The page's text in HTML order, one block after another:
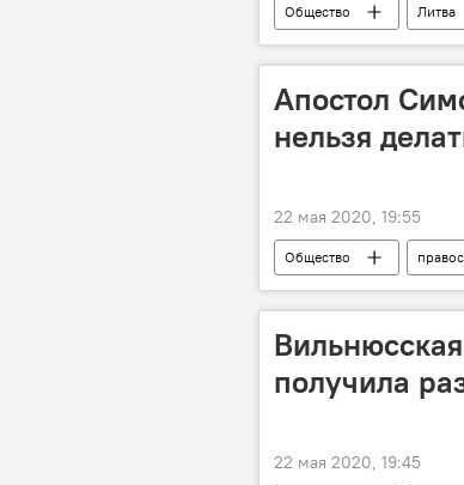
Общество Литва
Апостол
нельзя
22 мая 2020, 19:55
Общество
приметы
получила
22 мая 2020, 19:45